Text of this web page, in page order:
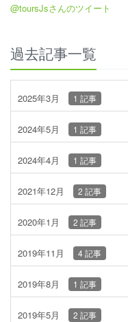
@toursJsさんのツイート
過去記事一覧
2025年3月 1 記事
2024年5月 1 記事
2024年4月 1 記事
2021年12月 2 記事
2020年1月 2 記事
2019年11月 4 記事
2019年8月 1 記事
2019年5月 2 記事